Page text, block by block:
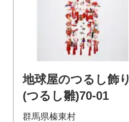
地球屋のつるし飾り
(つるし雛)70-01
群馬県榛東村